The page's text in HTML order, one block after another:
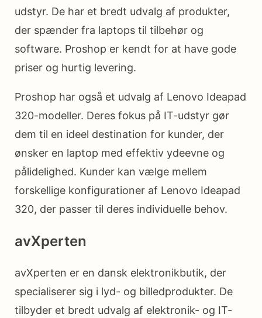
udstyr. De har et bredt udvalg af produkter,
der spænder fra laptops til tilbehør og
software. Proshop er kendt for at have gode
priser og hurtig levering.
Proshop har også et udvalg af Lenovo Ideapad
320-modeller. Deres fokus på IT-udstyr gør
dem til en ideel destination for kunder, der
ønsker en laptop med effektiv ydeevne og
pålidelighed. Kunder kan vælge mellem
forskellige konfigurationer af Lenovo Ideapad
320, der passer til deres individuelle behov.
avXperten
avXperten er en dansk elektronikbutik, der
specialiserer sig i lyd- og billedprodukter. De
tilbyder et bredt udvalg af elektronik- og IT-